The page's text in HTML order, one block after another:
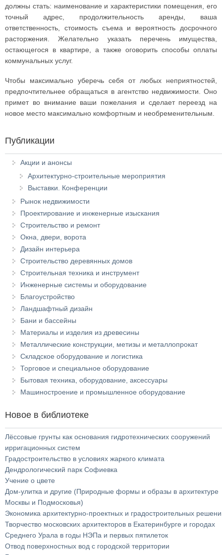
должны стать: наименование и характеристики помещения, его
точный адрес, продолжительность аренды, ваша
ответственность, стоимость съема и вероятность досрочного
расторжения. Желательно указать перечень имущества,
остающегося в квартире, а также оговорить способы оплаты
коммунальных услуг.
Чтобы максимально уберечь себя от любых неприятностей,
предпочтительнее обращаться в агентство недвижимости. Оно
примет во внимание ваши пожелания и сделает переезд на
новое место максимально комфортным и необременительным.
Публикации
Акции и анонсы
Архитектурно-строительные мероприятия
Выставки. Конференции
Рынок недвижимости
Проектирование и инженерные изыскания
Строительство и ремонт
Окна, двери, ворота
Дизайн интерьера
Строительство деревянных домов
Строительная техника и инструмент
Инженерные системы и оборудование
Благоустройство
Ландшафтный дизайн
Бани и бассейны
Материалы и изделия из древесины
Металлические конструкции, метизы и металлопрокат
Складское оборудование и логистика
Торговое и специальное оборудование
Бытовая техника, оборудование, аксессуары
Машиностроение и промышленное оборудование
Новое в библиотеке
Лёссовые грунты как основания гидротехнических сооружений
ирригационных систем
Градостроительство в условиях жаркого климата
Дендрологический парк Софиевка
Учение о цвете
Дом-улитка и другие (Природные формы и образы в архитектуре
Москвы и Подмосковья)
Экономика архитектурно-проектных и градостроительных
Творчество московских архитекторов в Екатеринбурге и городах
Среднего Урала в годы НЭПа и первых пятилеток
Отвод поверхностных вод с городской территории